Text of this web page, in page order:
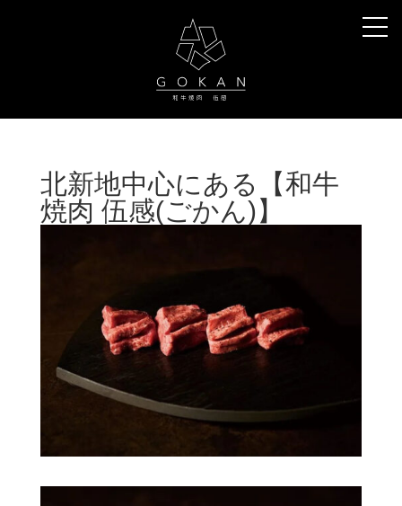
北新地中心にある【和牛
焼肉 伍感(ごかん)】